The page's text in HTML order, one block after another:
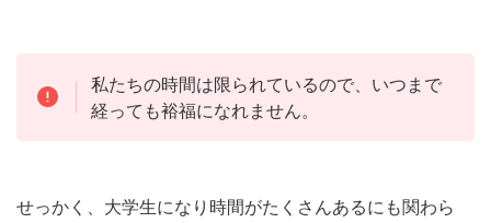
私たちの時間は限られているので、いつまで
経っても裕福になれません。
せっかく、大学生になり時間がたくさんあるにも関わら